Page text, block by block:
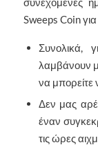
Sweeps Coin
Συνολικά,
λαμβάνουν
να μπορείτε
Δεν μας
έναν
τις ώρες